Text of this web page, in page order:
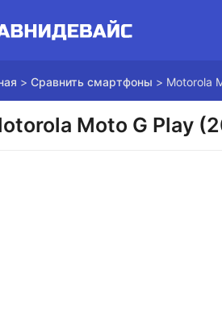
> Сравнить смартфоны > Motorola
Moto G Play